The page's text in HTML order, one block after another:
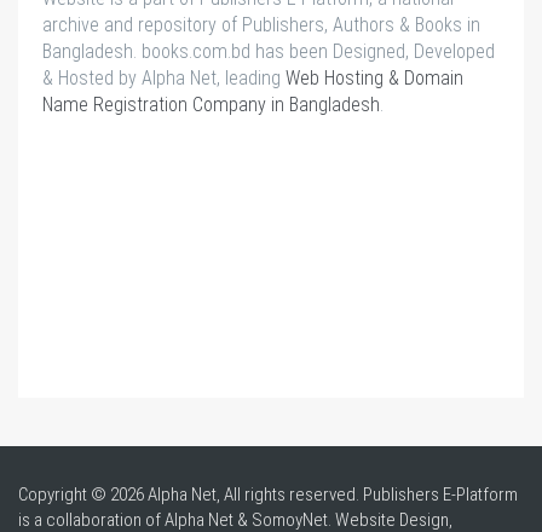
archive and repository of Publishers, Authors & Books in
Bangladesh. books.com.bd has been Designed, Developed
& Hosted by Alpha Net, leading Web Hosting & Domain
Name Registration Company in Bangladesh.
Copyright © 2026 Alpha Net, All rights reserved. Publishers E-Platform
is a collaboration of Alpha Net & SomoyNet. Website Design,